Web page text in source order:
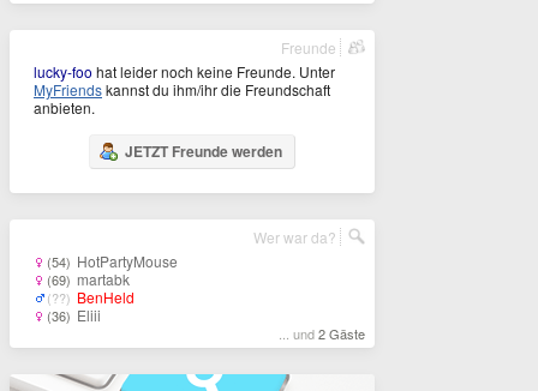
lucky-foo hat leider noch keine Freunde. Unter
MyFriendskannst du ihm/ihr die Freundschaft
anbieten.
JETZT Freunde werden
Freunde
(54) HotPartyMouse
(69) martabk
(??) BenHeld
(36) Eliii
... und2 Gäste
Wer war da?